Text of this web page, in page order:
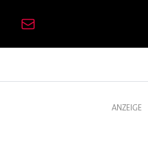
ANZEIGE